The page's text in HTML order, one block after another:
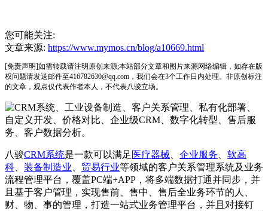
您可能关注:
文章来源: https://www.mymos.cn/blog/a10669.html
[免责声明]如需转载请注明原创来源;本站部分文章和图片来源网络编辑，如存在版
权问题请发送邮件至416782630@qq.com，我们会在3个工作日内处理。非原创标注
的文章，观点仅代表作者本人，不代表八骏立场。
八骏CRM系统是一款可以满足 医疗器械 企业服务
软高
科
装备制造业 贸易行业等领域的客户关系管理系统及业务
流程管理平台，覆盖PC端+APP，将多端数据打通并同步，并
且基于客户管理，实现售前、售中、售后全业务环节的人、
财、物、事的管理，打造一站式业务管理平台，并且对接钉